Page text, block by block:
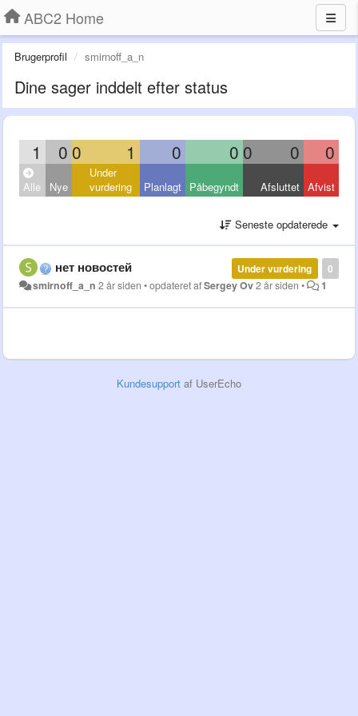
ABC2 Home
Brugerprofil smirnoff_a_n
Dine sager inddelt efter status
1 0 0 1 0 0 0 0 0
Alle Nye
Under
vurdering
Planlagt Påbegyndt Afsluttet Afvist
Seneste opdaterede
0
Under vurdering
нет новостей
smirnoff_a_n 2 år siden •opdateret afSergey Ov2 år siden • 1
Kundesupport af UserEcho